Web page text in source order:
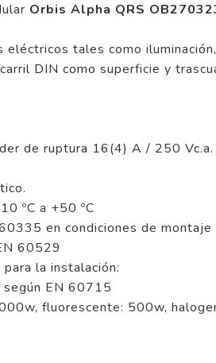
Orbis Alpha QRS
tales como
DIN como superficie y
de ruptura 16(4) A / 250
ºC a +50 ºC
en condiciones de montaje
60529
la instalación:
EN 60715
fluorescente: 500w,